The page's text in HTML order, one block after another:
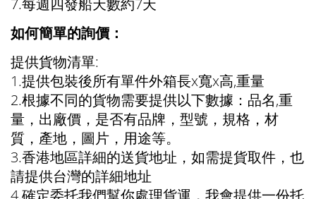
7.每週四發船天數約7天
如何簡單的詢價：
提供貨物清單:
1.提供包裝後所有單件外箱長x寬x高,重量
2.根據不同的貨物需要提供以下數據：品名,重
量，出廠價，是否有品牌，型號，規格，材
質，產地，圖片，用途等。
3.香港地區詳細的送貨地址，如需提貨取件，也
請提供台灣的詳細地址
4.確定委托我們幫你處理貨運，我會提供一份托